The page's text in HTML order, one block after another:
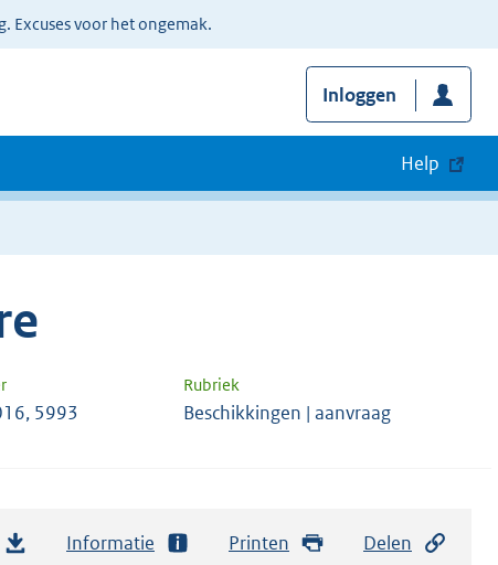
Excuses voor het ongemak.
Inloggen
Help
Rubriek
5993 Beschikkingen | aanvraag
Informatie Printen Delen